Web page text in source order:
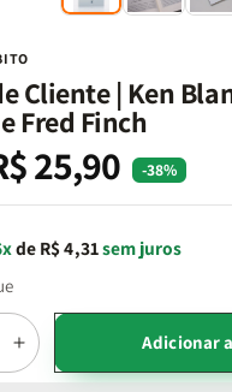
Cliente | Ken
Fred Finch
promocional
25,90 -38%
de R$ 4,31sem juros
Aumentar
a
Adicionar